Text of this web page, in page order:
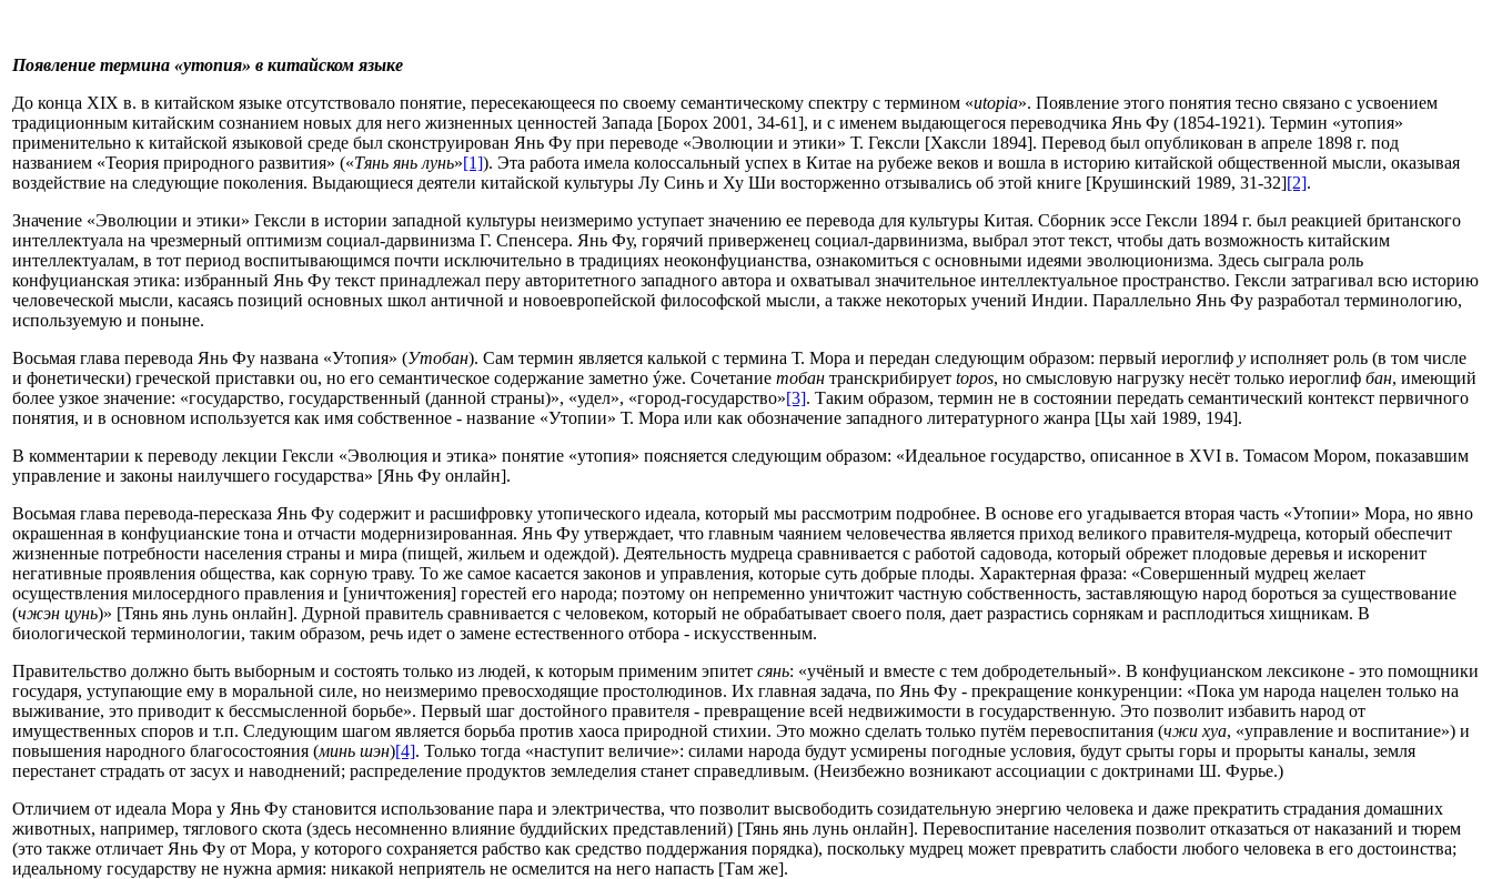
Появление термина «утопия» в китайском языке
До конца XIX в. в китайском языке отсутствовало понятие, пересекающееся по своему семантическому спектру с термином «utopia». Появление этого понятия тесно связано с усвоением
традиционным китайским сознанием новых для него жизненных ценностей Запада [Борох 2001, 34-61], и с именем выдающегося переводчика Янь Фу (1854-1921). Термин «утопия»
применительно к китайской языковой среде был сконструирован Янь Фу при переводе «Эволюции и этики» Т. Гексли [Хаксли 1894]. Перевод был опубликован в апреле 1898 г. под
названием «Теория природного развития» («Тянь янь лунь»[1]). Эта работа имела колоссальный успех в Китае на рубеже веков и вошла в историю китайской общественной мысли, оказывая
воздействие на следующие поколения. Выдающиеся деятели китайской культуры Лу Синь и Ху Ши восторженно отзывались об этой книге [Крушинский 1989, 31-32][2].
Значение «Эволюции и этики» Гексли в истории западной культуры неизмеримо уступает значению ее перевода для культуры Китая. Сборник эссе Гексли 1894 г. был реакцией британского
интеллектуала на чрезмерный оптимизм социал-дарвинизма Г. Спенсера. Янь Фу, горячий приверженец социал-дарвинизма, выбрал этот текст, чтобы дать возможность китайским
интеллектуалам, в тот период воспитывающимся почти исключительно в традициях неоконфуцианства, ознакомиться с основными идеями эволюционизма. Здесь сыграла роль
конфуцианская этика: избранный Янь Фу текст принадлежал перу авторитетного западного автора и охватывал значительное интеллектуальное пространство. Гексли затрагивал всю историю
человеческой мысли, касаясь позиций основных школ античной и новоевропейской философской мысли, а также некоторых учений Индии. Параллельно Янь Фу разработал терминологию,
используемую и поныне.
Восьмая глава перевода Янь Фу названа «Утопия» (Утобан). Сам термин является калькой с термина Т. Мора и передан следующим образом: первый иероглиф у исполняет роль (в том числе
и фонетически) греческой приставки ou, но его семантическое содержание заметно ýже. Сочетание тобан транскрибирует topos, но смысловую нагрузку несёт только иероглиф бан, имеющий
более узкое значение: «государство, государственный (данной страны)», «удел», «город-государство»[3]. Таким образом, термин не в состоянии передать семантический контекст первичного
понятия, и в основном используется как имя собственное - название «Утопии» Т. Мора или как обозначение западного литературного жанра [Цы хай 1989, 194].
В комментарии к переводу лекции Гексли «Эволюция и этика» понятие «утопия» поясняется следующим образом: «Идеальное государство, описанное в XVI в. Томасом Мором, показавшим
управление и законы наилучшего государства» [Янь Фу онлайн].
Восьмая глава перевода-пересказа Янь Фу содержит и расшифровку утопического идеала, который мы рассмотрим подробнее. В основе его угадывается вторая часть «Утопии» Мора, но явно
окрашенная в конфуцианские тона и отчасти модернизированная. Янь Фу утверждает, что главным чаянием человечества является приход великого правителя-мудреца, который обеспечит
жизненные потребности населения страны и мира (пищей, жильем и одеждой). Деятельность мудреца сравнивается с работой садовода, который обрежет плодовые деревья и искоренит
негативные проявления общества, как сорную траву. То же самое касается законов и управления, которые суть добрые плоды. Характерная фраза: «Совершенный мудрец желает
осуществления милосердного правления и [уничтожения] горестей его народа; поэтому он непременно уничтожит частную собственность, заставляющую народ бороться за существование
(чжэн цунь)» [Тянь янь лунь онлайн]. Дурной правитель сравнивается с человеком, который не обрабатывает своего поля, дает разрастись сорнякам и расплодиться хищникам. В
биологической терминологии, таким образом, речь идет о замене естественного отбора - искусственным.
Правительство должно быть выборным и состоять только из людей, к которым применим эпитет сянь: «учёный и вместе с тем добродетельный». В конфуцианском лексиконе - это помощники
государя, уступающие ему в моральной силе, но неизмеримо превосходящие простолюдинов. Их главная задача, по Янь Фу - прекращение конкуренции: «Пока ум народа нацелен только на
выживание, это приводит к бессмысленной борьбе». Первый шаг достойного правителя - превращение всей недвижимости в государственную. Это позволит избавить народ от
имущественных споров и т.п. Следующим шагом является борьба против хаоса природной стихии. Это можно сделать только путём перевоспитания (чжи хуа, «управление и воспитание») и
повышения народного благосостояния (минь шэн)[4]. Только тогда «наступит величие»: силами народа будут усмирены погодные условия, будут срыты горы и прорыты каналы, земля
перестанет страдать от засух и наводнений; распределение продуктов земледелия станет справедливым. (Неизбежно возникают ассоциации с доктринами Ш. Фурье.)
Отличием от идеала Мора у Янь Фу становится использование пара и электричества, что позволит высвободить созидательную энергию человека и даже прекратить страдания домашних
животных, например, тяглового скота (здесь несомненно влияние буддийских представлений) [Тянь янь лунь онлайн]. Перевоспитание населения позволит отказаться от наказаний и тюрем
(это также отличает Янь Фу от Мора, у которого сохраняется рабство как средство поддержания порядка), поскольку мудрец может превратить слабости любого человека в его достоинства;
идеальному государству не нужна армия: никакой неприятель не осмелится на него напасть [Там же].